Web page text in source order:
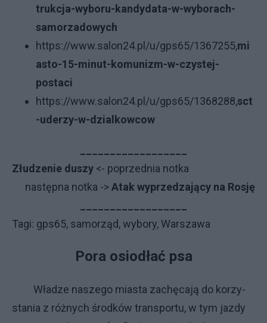
trukcja-wyboru-kandydata-w-wyborach-
samorzadowych
https://www.salon24.pl/u/gps65/1367255,mi
asto-15-minut-komunizm-w-czystej-
postaci
https://www.salon24.pl/u/gps65/1368288,sct
-uderzy-w-dzialkowcow
Złudzenie duszy <- poprzednia notka
następna notka ->Atak wyprzedzający na Rosję
Tagi: gps65, samorząd, wybory, Warszawa
Po­ra osio­dłać psa
Wła­dze na­sze­go mia­sta za­chę­ca­ją do ko­rzy­
sta­nia z róż­ny­ch środ­ków trans­por­tu, w tym jaz­dy